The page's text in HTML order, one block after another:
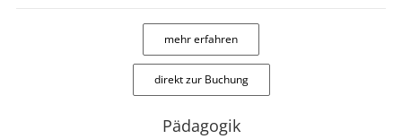
mehr erfahren
direkt zur Buchung
Pädagogik